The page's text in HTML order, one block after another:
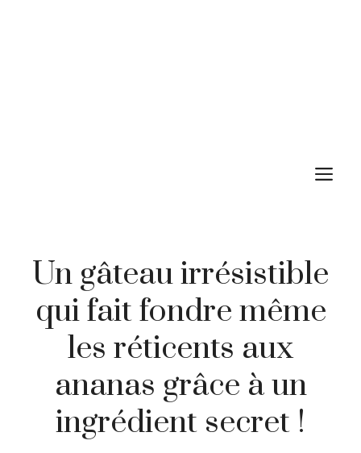
Un gâteau irrésistible
qui fait fondre même
les réticents aux
ananas grâce à un
ingrédient secret !